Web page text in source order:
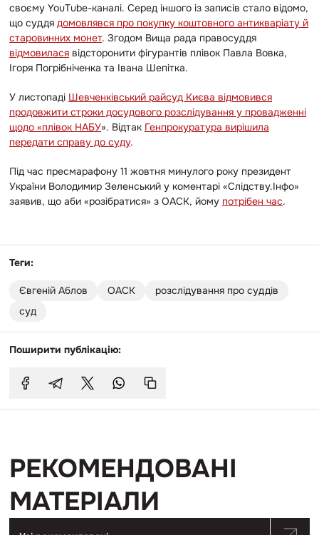
своєму YouTube-каналі. Серед іншого із записів стало відомо,
що суддя домовлявся про покупку коштовного антикваріату й
старовинних монет. Згодом Вища рада правосуддя
відмовилася відсторонити фігурантів плівок Павла Вовка,
Ігоря Погрібніченка та Івана Шепітка.
У листопаді Шевченківський райсуд Києва відмовився
продовжити строки досудового розслідування у провадженні
щодо «плівок НАБУ». Відтак Генпрокуратура вирішила
передати справу до суду.
Під час пресмарафону 11 жовтня минулого року президент
України Володимир Зеленський у коментарі «Слідству.Інфо»
заявив, що аби «розібратися» з ОАСК, йому потрібен час.
Теги:
Євгеній Аблов ОАСК
розслідування про суддів
суд
Поширити публікацію:
РЕКОМЕНДОВАНІ
МАТЕРІАЛИ